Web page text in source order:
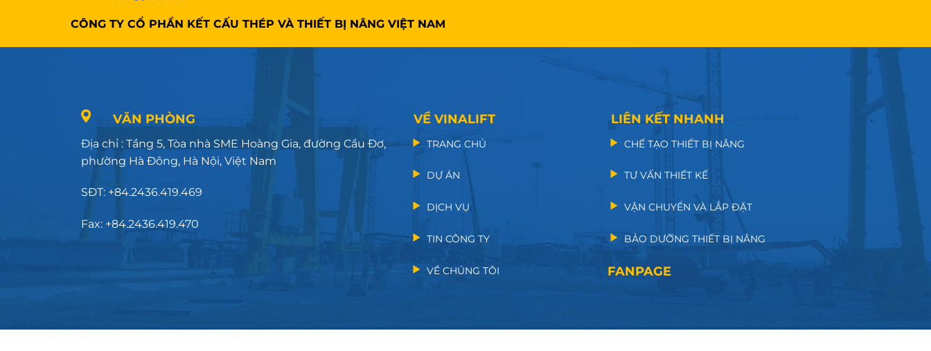
CÔNG TY CỔ PHẦN KẾT CẤU THÉP VÀ THIẾT BỊ NÂNG VIỆT NAM
VĂN PHÒNG
Địa chỉ : Tầng 5, Tòa nhà SME Hoàng Gia, đường Cầu Đơ,
phường Hà Đông, Hà Nội, Việt Nam
SĐT: +84.2436.419.469
Fax: +84.2436.419.470
VỀ VINALIFT
TRANG CHỦ
DỰ ÁN
DỊCH VỤ
TIN CÔNG TY
VỀ CHÚNG TÔI
LIÊN KẾT NHANH
CHẾ TẠO THIẾT BỊ NÂNG
TƯ VẤN THIẾT KẾ
VẬN CHUYỂN VÀ LẮP ĐẶT
BẢO DƯỠNG THIẾT BỊ NÂNG
FANPAGE